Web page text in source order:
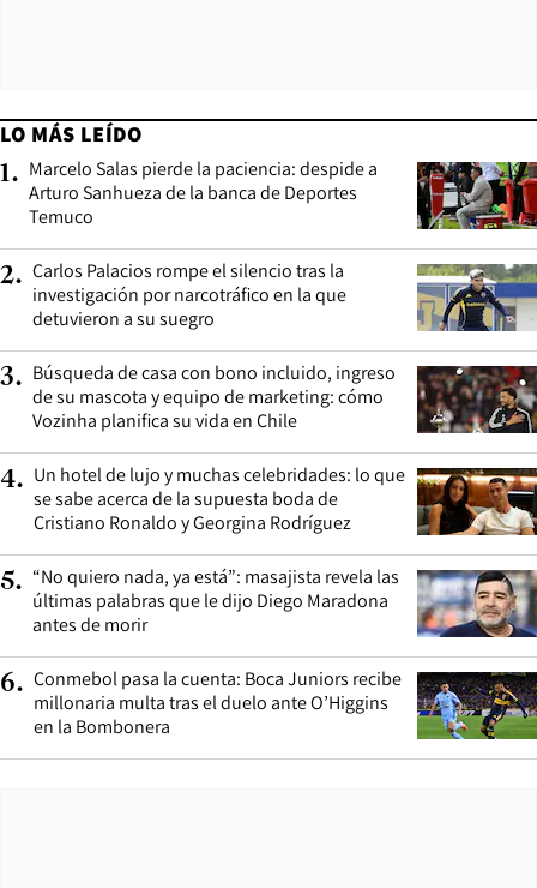
LO MÁS LEÍDO
1. Marcelo Salas pierde la paciencia: despide a
Arturo Sanhueza de la banca de Deportes
Temuco
2. Carlos Palacios rompe el silencio tras la
investigación por narcotráfico en la que
detuvieron a su suegro
3. Búsqueda de casa con bono incluido, ingreso
de su mascota y equipo de marketing: cómo
Vozinha planifica su vida en Chile
4. Un hotel de lujo y muchas celebridades: lo que
se sabe acerca de la supuesta boda de
Cristiano Ronaldo y Georgina Rodríguez
5. “No quiero nada, ya está”: masajista revela las
últimas palabras que le dijo Diego Maradona
antes de morir
6. Conmebol pasa la cuenta: Boca Juniors recibe
millonaria multa tras el duelo ante O’Higgins
en la Bombonera